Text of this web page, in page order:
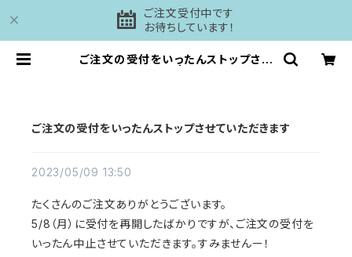
ご注文受付中です
お待ちしています！
ご注文の受付をいったんストップさせ
ご注文の受付をいったんストップさせていただきます
2023/05/09 13:50
たくさんのご注文ありがとうございます。
5/8（月）に受付を再開したばかりですが、ご注文の受付を
いったん中止させていただきます。すみませんー！